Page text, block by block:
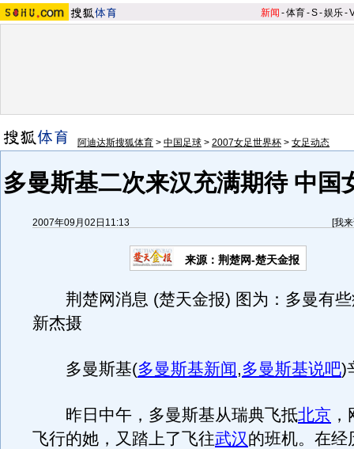
新闻 -体育-S-娱乐-
阿迪达斯搜狐体育 > 中国足球 > 2007女足世界杯 > 女足动态
多曼斯基二次来汉充满期待 中国
2007年09月02日11:13 [我
来源：荆楚网-楚天金报
荆楚网消息 (楚天金报) 图为：多曼有些
新杰摄
多曼斯基(多曼斯基新闻,多曼斯基说吧)
昨日中午，多曼斯基从瑞典飞抵北京
飞行的她，又踏上了飞往武汉的班机。在经